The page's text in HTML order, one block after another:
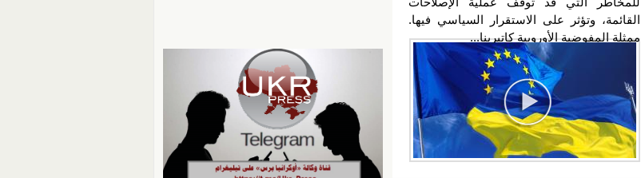
القائمة، وتؤثر على الاستقرار السياسي فيها.
ممثلة المفوضية الأوروبية كاتيرينا...